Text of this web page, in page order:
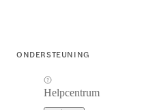
ONDERSTEUNING
Helpcentrum